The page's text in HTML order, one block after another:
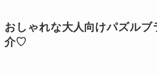
おしゃれな大人向けパズルブ
介♡